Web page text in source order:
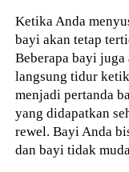
Ketika Anda
bayi akan tetap
Beberapa bayi
langsung tidur
menjadi pertanda
yang didapatkan
rewel. Bayi Anda
dan bayi tidak